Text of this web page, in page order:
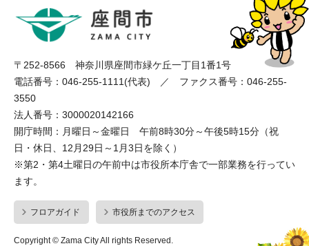
〒252-8566 神奈川県座間市緑ケ丘一丁目1番1号
電話番号：046-255-1111(代表) ／ ファクス番号：046-255-
3550
法人番号：3000020142166
開庁時間：月曜日～金曜日 午前8時30分～午後5時15分（祝
日・休日、12月29日～1月3日を除く）
※第2・第4土曜日の午前中は市役所本庁舎で一部業務を行ってい
ます。
フロアガイド 市役所までのアクセス
Copyright © Zama City All rights Reserved.